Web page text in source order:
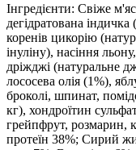
Інгредієнти: Свіже
дегідратована
коренів цикорію
інуліну), насіння
дріжджі (натуральне
лососева олія (1%),
броколі, шпинат,
кг), хондроїтин
грейпфрут, розмарин,
протеїн 38%; Сирий